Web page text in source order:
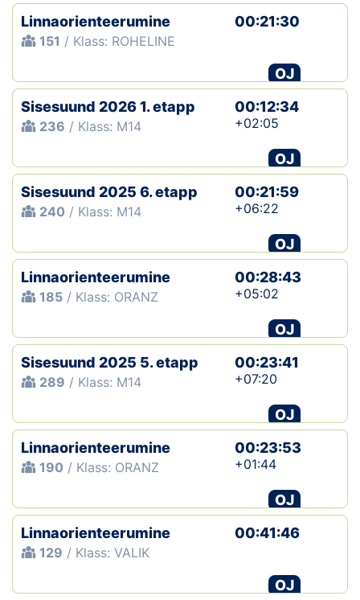
Linnaorienteerumine
151 / Klass: ROHELINE
00:21:30
OJ
Sisesuund 2026 1. etapp
236 / Klass: M14
00:12:34
+02:05
OJ
Sisesuund 2025 6. etapp
240 / Klass: M14
00:21:59
+06:22
OJ
Linnaorienteerumine
185 / Klass: ORANZ
00:28:43
+05:02
OJ
Sisesuund 2025 5. etapp
289 / Klass: M14
00:23:41
+07:20
OJ
Linnaorienteerumine
190 / Klass: ORANZ
00:23:53
+01:44
OJ
Linnaorienteerumine
129 / Klass: VALIK
00:41:46
OJ